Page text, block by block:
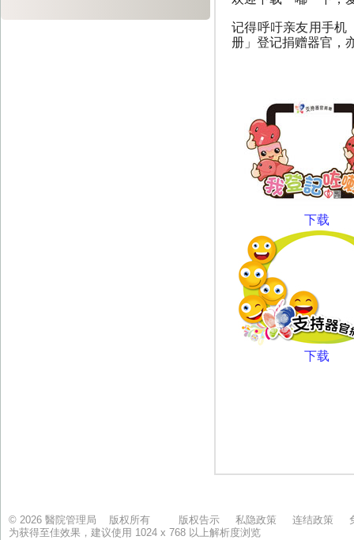
© 2026 醫院管理局 版权所有 版权告示 私隐政策 连结政策
为获得至佳效果，建议使用 1024 x 768 以上解析度浏览